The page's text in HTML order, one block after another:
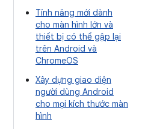
Tính năng mới dành
cho màn hình lớn và
thiết bị có thể gập lại
trên Android và
ChromeOS
Xây dựng giao diện
người dùng Android
cho mọi kích thước màn
hình